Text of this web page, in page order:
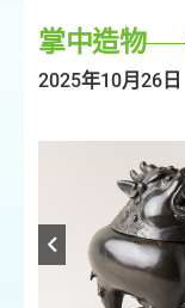
掌中造物
2025年10月26日